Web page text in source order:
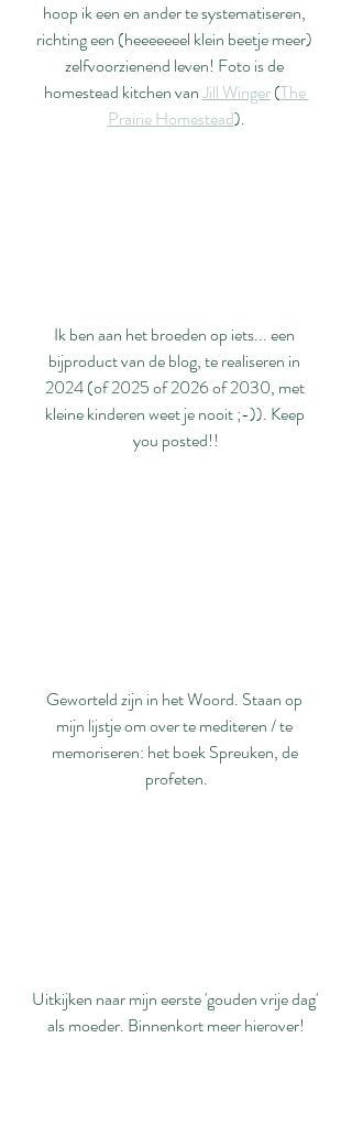
hoop ik een en ander te systematiseren,
richting een (heeeeeeel klein beetje meer)
zelfvoorzienend leven! Foto is de
homestead kitchen van Jill Winger (The
Prairie Homestead).
Ik ben aan het broeden op iets... een
bijproduct van de blog, te realiseren in
2024 (of 2025 of 2026 of 2030, met
kleine kinderen weet je nooit ;-)). Keep
you posted!!
Geworteld zijn in het Woord. Staan op
mijn lijstje om over te mediteren / te
memoriseren: het boek Spreuken, de
profeten.
Uitkijken naar mijn eerste 'gouden vrije dag'
als moeder. Binnenkort meer hierover!